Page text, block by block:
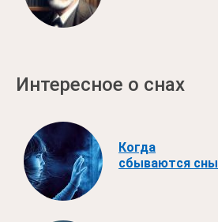
Интересное о снах
Когда
сбываются сны